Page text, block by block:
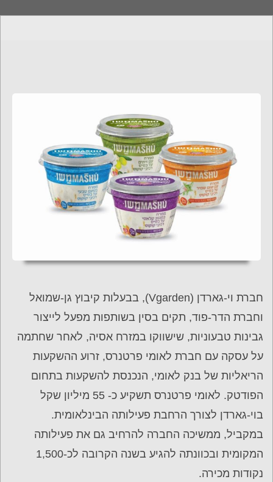
חברת וי-גארדן (Vgarden), בבעלות קיבוץ גן-שמואל
וחברת הדר-פוד, תקים בסין בשותפות מפעל לייצור
גבינות טבעוניות, שישווקו במזרח אסיה, לאחר שחתמה
על עסקה עם חברת לאומי פרטנרס, זרוע ההשקעות
הריאליות של בנק לאומי, הנכנסת להשקעות בתחום
הפודטק. לאומי פרטנרס תשקיע כ- 55 מיליון שקל
בוי-גארדן לצורך הרחבת פעילותה הבינלאומית.
במקביל, ממשיכה החברה להרחיב גם את פעילותה
המקומית ובכוונתה להגיע בשנה הקרובה לכ-1,500
נקודות מכירה.